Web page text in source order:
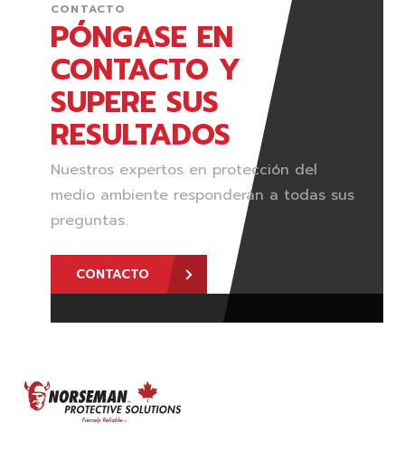
CONTACTO
PÓNGASE EN
CONTACTO Y
SUPERE SUS
RESULTADOS
Nuestros expertos en protección del
medio ambiente responderán a todas sus
preguntas.
CONTACTO
FOOTER